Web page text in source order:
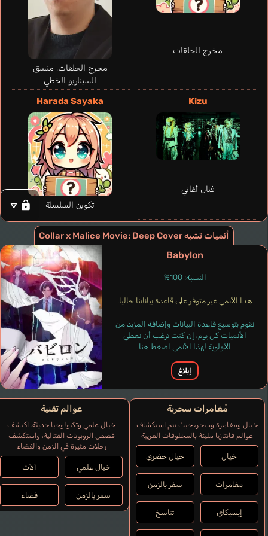
مخرج الحلقات
مخرج الحلقات, منسق
السيناريو الخطي
Kizu
فنان أغاني
Harada Sayaka
تكوين السلسلة
Yanagi Aiji
Morita Masakazu
Hoshino Kazuki
أنميات تشبه Collar x Malice Movie: Deep Cover
Babylon
النسبة: 100%
هذا الأنمي غير متوفر على قاعدة بياناتنا حاليا.
نقوم بتوسيع قاعدة البيانات وإضافة المزيد من
الأنميات كل يوم، إن كنت ترغب أن نعطي
الأولوية لهذا الأنمي اضغط هنا
إبلاغ
مُغامرات سحرية
خيال ومغامرة وسحر، حيث يتم استكشاف
عوالم فانتازيا مليئة بالمخلوقات الغريبة
خيال خيال حضري
مغامرات سفر بالزمن
إيسيكاي تناسخ
عوالم تقنية
خيال علمي وتكنولوجيا حديثة. اكتشف
قصص الروبوتات القتالية، واستكشف
رحلات مثيرة في الزمن والفضاء
خيال علمي آلات
سفر بالزمن فضاء